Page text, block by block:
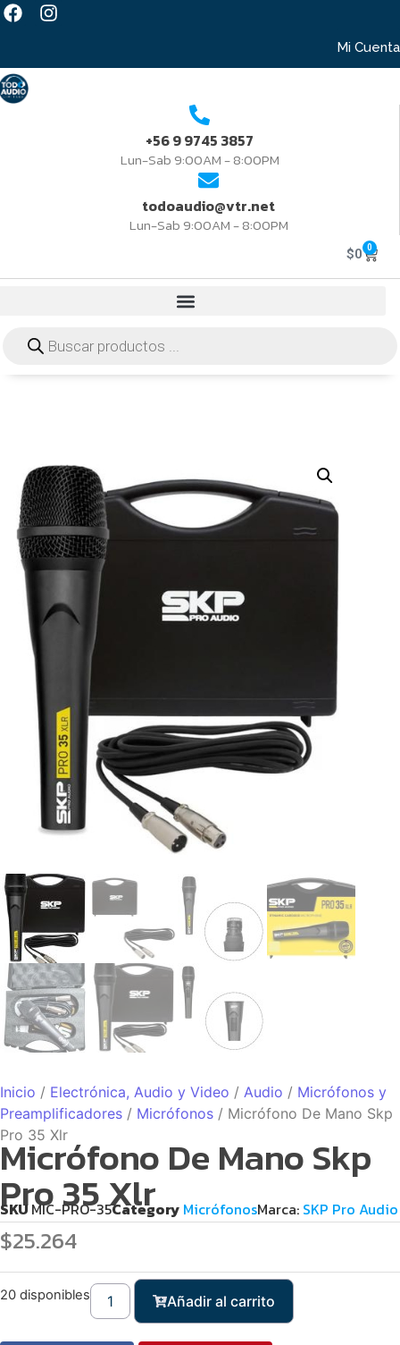
Mi Cuenta
+56 9 9745 3857
Lun-Sab 9:00AM - 8:00PM
todoaudio@vtr.net
Lun-Sab 9:00AM - 8:00PM
$0 0
Inicio / Electrónica, Audio y Video / Audio / Micrófonos y
Preamplificadores / Micrófonos / Micrófono De Mano Skp
Pro 35 Xlr
Micrófono De Mano Skp
Pro 35 Xlr
SKUMIC-PRO-35Category MicrófonosMarca: SKP Pro Audio
$25.264
20 disponibles Añadir al carrito